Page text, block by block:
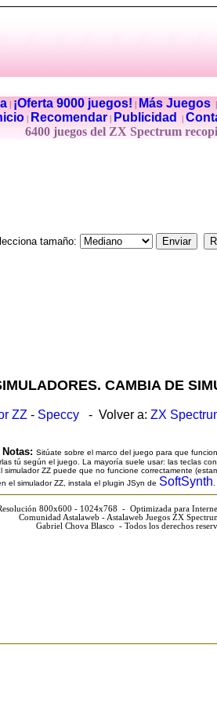
| ¡Oferta 9000 juegos! Más Juegos|
Recomendar Publicidad
6400 juegos del ZX Spectrum
tamaño:
CAMBIA DE
ZZ - Speccy - Volver a: ZX
Notas: Sitúate sobre el marco del juego para que
tú según el juego. La mayoría suele usar: las teclas
simulador ZZ puede que no funcione correctamente
el simulador ZZ, instala el plugin JSyn de SoftSynth
800x600 - 1024x768 - Optimizada para
Comunidad Astalaweb - Astalaweb Juegos ZX
Gabriel Chova Blasco - Todos los derechos